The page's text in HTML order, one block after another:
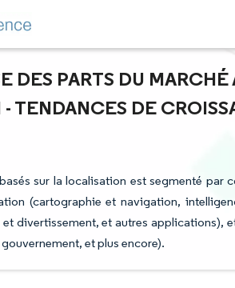
DES PARTS DU
TENDANCES DE
sur la localisation est segmenté
(cartographie et navigation,
divertissement, et autres applications),
et plus encore).